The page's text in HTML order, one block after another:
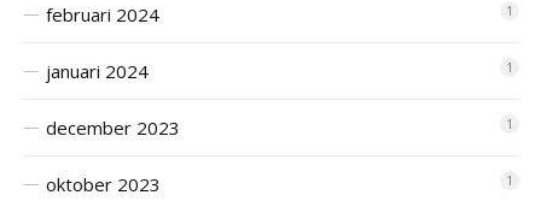
februari 2024 1
januari 2024 1
december 2023 1
oktober 2023 1